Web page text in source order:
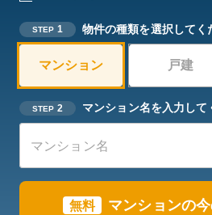
STEP 1 物件の種類を選択してく
マンション 戸建
STEP 2 マンション名を入力して
無料 マンションの